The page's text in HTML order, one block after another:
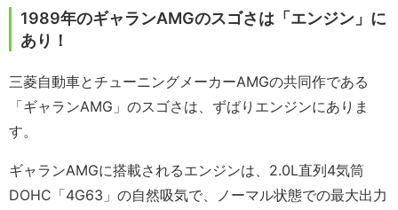
1989年のギャランAMGのスゴさは「エンジン」に
あり！
三菱自動車とチューニングメーカーAMGの共同作である
「ギャランAMG」のスゴさは、ずばりエンジンにありま
す。
ギャランAMGに搭載されるエンジンは、2.0L直列4気筒
DOHC「4G63」の自然吸気で、ノーマル状態での最大出力